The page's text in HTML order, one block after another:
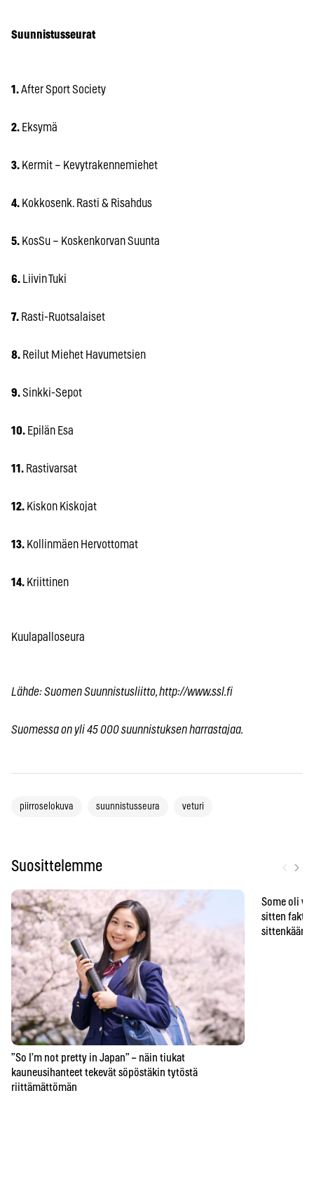
Suunnistusseurat
1.After Sport Society
2. Eksymä
3. Kermit – Kevytrakennemiehet
4. Kokkosenk. Rasti & Risahdus
5. KosSu – Koskenkorvan Suunta
6. Liivin Tuki
7. Rasti-Ruotsalaiset
8. Reilut Miehet Havumetsien
9.Sinkki-Sepot
10. Epilän Esa
11. Rastivarsat
12. Kiskon Kiskojat
13. Kollinmäen Hervottomat
14. Kriittinen
Kuulapalloseura
Lähde: Suomen Suunnistusliitto, http://www.ssl.fi
Suomessa on yli 45 000 suunnistuksen harrastajaa.
piirroselokuva suunnistusseura veturi
Suosittelemme ›
”So I’m not pretty in Japan” – näin tiukat
kauneusihanteet tekevät söpöstäkin tytöstä
riittämättömän
Some oli
sitten
sittenkään